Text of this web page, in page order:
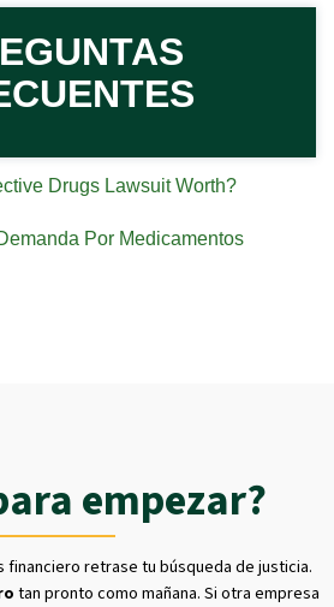
Drugs Lawsuit Worth?
Por Medicamentos
empezar?
retrase tu búsqueda de justicia.
tan pronto como mañana. Si otra empresa